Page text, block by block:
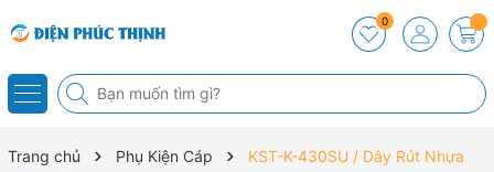
0
Trang chủ Phụ Kiện Cáp
KST-K-430SU / Dây Rút Nhựa